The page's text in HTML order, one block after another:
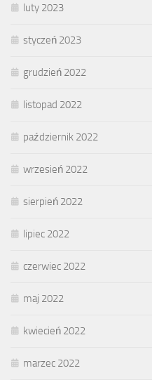
luty 2023
styczeń 2023
grudzień 2022
listopad 2022
październik 2022
wrzesień 2022
sierpień 2022
lipiec 2022
czerwiec 2022
maj 2022
kwiecień 2022
marzec 2022